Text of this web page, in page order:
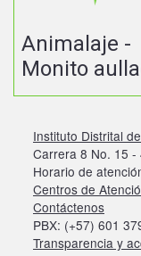
Animalaje -
Monito
Instituto Distrital
Carrera 8 No. 15 -
Horario de
Centros de
Contáctenos
PBX: (+57) 601
Transparencia y